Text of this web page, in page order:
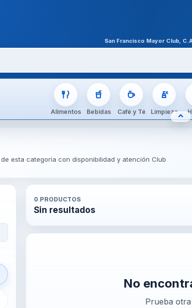
San Francisco Mayor Club,
Alimentos Bebidas Café y Té Limpieza⌃
esta categoría con disponibilidad y atención Club
0 PRODUCTOS
Sin resultados
No
Prueba